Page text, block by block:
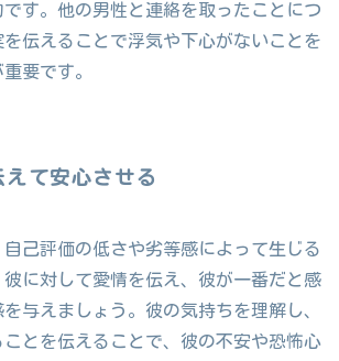
す。他の男性と連絡を取ったことにつ
伝えることで浮気や下心がないことを
要です。
て安心させる
己評価の低さや劣等感によって生じる
に対して愛情を伝え、彼が一番だと感
与えましょう。彼の気持ちを理解し、
とを伝えることで、彼の不安や恐怖心